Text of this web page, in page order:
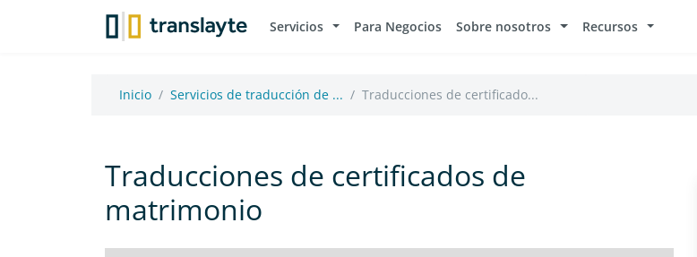
Servicios Para Negocios Sobre nosotros Recursos
Inicio Servicios de traducción de ... Traducciones de certificado...
Traducciones de certificados de
matrimonio